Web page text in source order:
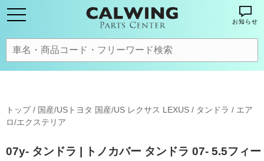
お知らせ
トップ/ 国産/USトヨタ 国産/US レクサス LEXUS / タンドラ / エア
ロ/エクステリア
07y- タンドラ | トノカバー タンドラ 07- 5.5フィー